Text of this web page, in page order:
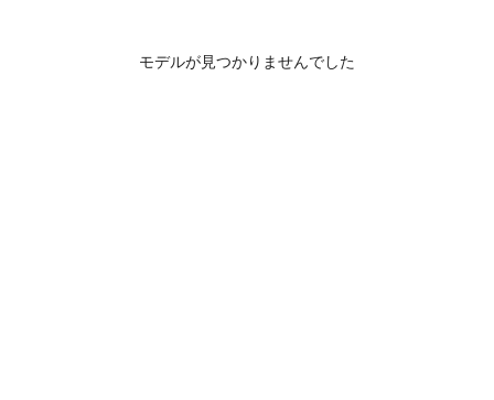
モデルが見つかりませんでした